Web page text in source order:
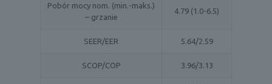
Pobór mocy nom. (min.-maks.)
– grzanie
4.79 (1.0-6.5)
SEER/EER 5.64/2.59
SCOP/COP 3.96/3.13